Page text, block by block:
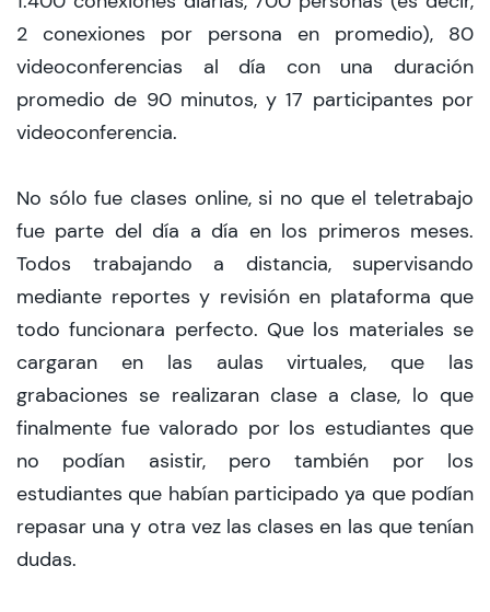
2 conexiones por persona en promedio), 80
videoconferencias al día con una duración
promedio de 90 minutos, y 17 participantes por
videoconferencia.
No sólo fue clases online, si no que el teletrabajo
fue parte del día a día en los primeros meses.
Todos trabajando a distancia, supervisando
mediante reportes y revisión en plataforma que
todo funcionara perfecto. Que los materiales se
cargaran en las aulas virtuales, que las
grabaciones se realizaran clase a clase, lo que
finalmente fue valorado por los estudiantes que
no podían asistir, pero también por los
estudiantes que habían participado ya que podían
repasar una y otra vez las clases en las que tenían
dudas.